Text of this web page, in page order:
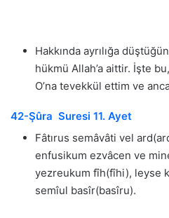
Hakkında ayrılığa
hükmü Allah’a aittir. İşte
O’na tevekkül ettim ve
42-Şûra Suresi 11. Ayet
Fâtırus semâvâti vel
enfusikum ezvâcen ve
yezreukum fîh(fîhi), leyse
semîul basîr(basîru).